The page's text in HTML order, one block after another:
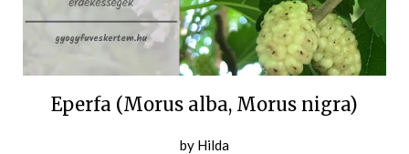
Eperfa (Morus alba, Morus nigra)
Posted
by Hilda